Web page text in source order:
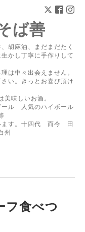
ば善
胡麻油、まだまだたく
かし丁寧に手作りして
は中々出会えません。
い。きっとお喜び頂け
味しいお酒。
ル 人気のハイボール
ます。十四代 而今 田
州
フ食べつ